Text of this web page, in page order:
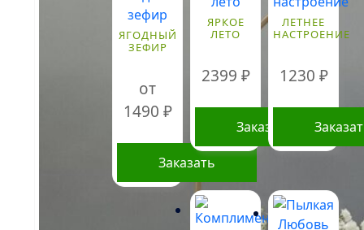
ЯГОДНЫЙ
ЗЕФИР
от
1490 ₽
Заказать
Этот
товар
ЯРКОЕ
ЛЕТО
2399 ₽
Заказать
ЛЕТНЕЕ
НАСТРОЕНИЕ
1230 ₽